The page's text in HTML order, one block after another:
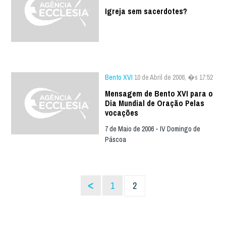
Igreja sem sacerdotes?
Bento XVI 10 de Abril de 2006, �s 17:52
Mensagem de Bento XVI para o
Dia Mundial de Oração Pelas
vocações
7 de Maio de 2006 - IV Domingo de
Páscoa
< 1 2